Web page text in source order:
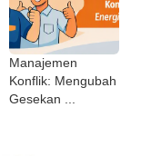
Manajemen
Konflik: Mengubah
Gesekan ...